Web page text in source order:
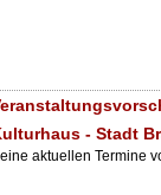
- Stadt
aktuellen Termine